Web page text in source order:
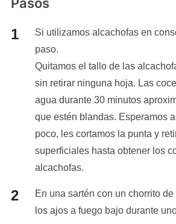
Si utilizamos alcachofas en
paso.
Quitamos el tallo de las
sin retirar ninguna hoja. Las
agua durante 30 minutos
que estén blandas. Esperamos
poco, les cortamos la punta y
superficiales hasta obtener los
alcachofas.
En una sartén con un chorrito
los ajos a fuego bajo durante